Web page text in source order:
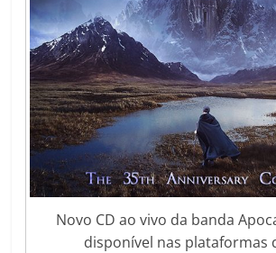
Novo CD ao vivo da banda
disponível nas plataformas